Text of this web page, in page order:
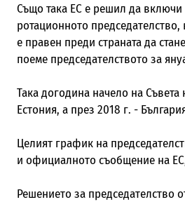
Също така ЕС е решил да включи
ротационното
е правен преди страната да
поеме председателството за
Така догодина начело на
Естония, а през 2018 г. -
Целият график на
и официалното съобщение на
Решението за председателство